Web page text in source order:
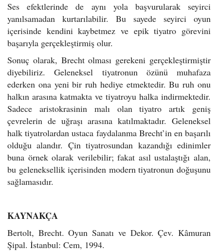
Ses efektlerinde de aynı yola başvurularak seyirci
yanılsamadan kurtarılabilir. Bu sayede seyirci oyun
içerisinde kendini kaybetmez ve epik tiyatro görevini
başarıyla gerçekleştirmiş olur.
Sonuç olarak, Brecht olması gerekeni gerçekleştirmiştir
diyebiliriz. Geleneksel tiyatronun özünü muhafaza
ederken ona yeni bir ruh hediye etmektedir. Bu ruh onu
halkın arasına katmakta ve tiyatroyu halka indirmektedir.
Sadece aristokrasinin malı olan tiyatro artık geniş
çevrelerin de uğraşı arasına katılmaktadır. Geleneksel
halk tiyatrolardan ustaca faydalanma Brecht’in en başarılı
olduğu alandır. Çin tiyatrosundan kazandığı edinimler
buna örnek olarak verilebilir; fakat asıl ustalaştığı alan,
bu geleneksellik içerisinden modern tiyatronun doğuşunu
sağlamasıdır.
KAYNAKÇA
Bertolt, Brecht. Oyun Sanatı ve Dekor. Çev. Kâmuran
Şipal. İstanbul: Cem, 1994.